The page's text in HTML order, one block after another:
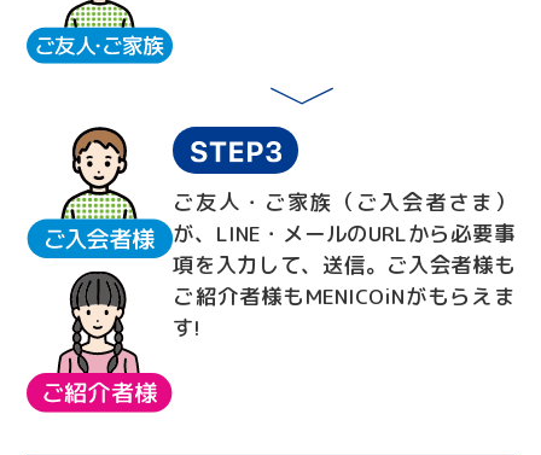
ご友人・ご家族（ご入会者さま）
が、LINE・メールのURLから必要事
項を入力して、送信。ご入会者様も
ご紹介者様もMENICOiNがもらえま
す!